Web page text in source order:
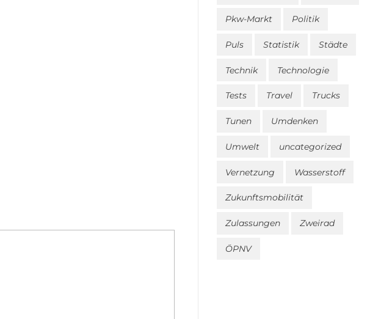
Pkw-Markt Politik
Puls Statistik Städte
Technik Technologie
Tests Travel Trucks
Tunen Umdenken
Umwelt uncategorized
Vernetzung Wasserstoff
Zukunftsmobilität
Zulassungen Zweirad
ÖPNV